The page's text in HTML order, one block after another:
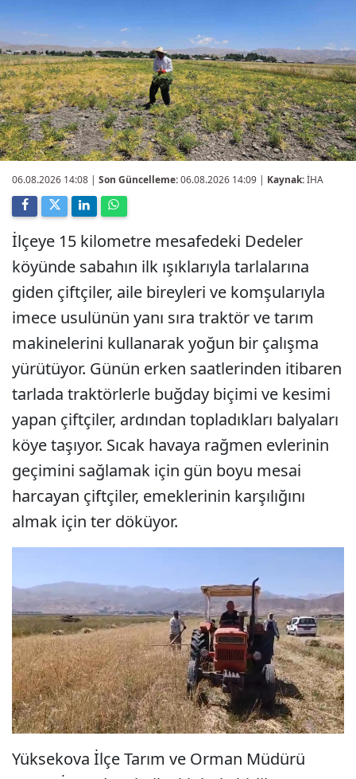
06.08.2026 14:08 | Son Güncelleme:06.08.2026 14:09 | Kaynak:İHA
İlçeye 15 kilometre mesafedeki Dedeler
köyünde sabahın ilk ışıklarıyla tarlalarına
giden çiftçiler, aile bireyleri ve komşularıyla
imece usulünün yanı sıra traktör ve tarım
makinelerini kullanarak yoğun bir çalışma
yürütüyor. Günün erken saatlerinden itibaren
tarlada traktörlerle buğday biçimi ve kesimi
yapan çiftçiler, ardından topladıkları balyaları
köye taşıyor. Sıcak havaya rağmen evlerinin
geçimini sağlamak için gün boyu mesai
harcayan çiftçiler, emeklerinin karşılığını
almak için ter döküyor.
Yüksekova İlçe Tarım ve Orman Müdürü